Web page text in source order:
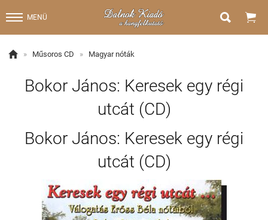
MENÜ  
 » Műsoros CD » Magyar nóták
Bokor János: Keresek egy régi
utcát (CD)
Bokor János: Keresek egy régi
utcát (CD)